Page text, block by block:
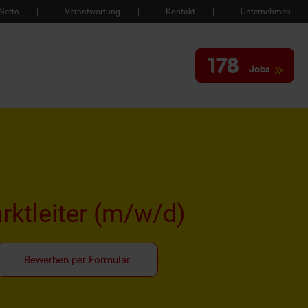
Verantwortung Kontakt Unternehmen
178 Jobs
(m/w/d)
Bewerben per Formular